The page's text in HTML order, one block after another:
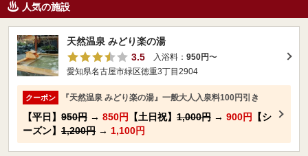
人気の施設
天然温泉 みどり楽の湯
3.5
入浴料： 950円〜
愛知県名古屋市緑区徳重3丁目2904
クーポン 『天然温泉 みどり楽の湯』一般大人入泉料100円引き
【平日】 950円 → 850円 【土日祝】 1,000円 → 900円
【シ
ーズン】 1,200円 → 1,100円